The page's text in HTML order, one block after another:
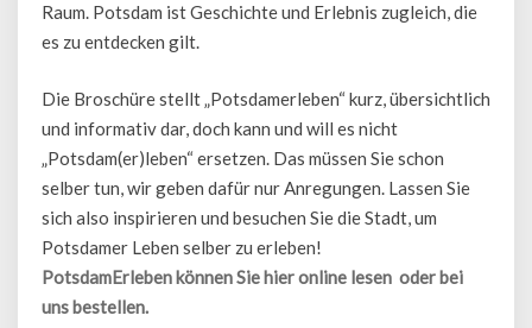
Raum. Potsdam ist Geschichte und Erlebnis zugleich, die
es zu entdecken gilt.
Die Broschüre stellt „Potsdamerleben“ kurz, übersichtlich
und informativ dar, doch kann und will es nicht
„Potsdam(er)leben“ ersetzen. Das müssen Sie schon
selber tun, wir geben dafür nur Anregungen. Lassen Sie
sich also inspirieren und besuchen Sie die Stadt, um
Potsdamer Leben selber zu erleben!
PotsdamErleben können Sie hier online lesen oder bei
uns bestellen.